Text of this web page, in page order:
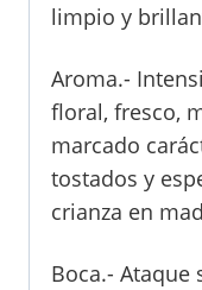
limpio y
Aroma.-
floral, fresco,
marcado
tostados y
crianza en
Boca.- Ataque